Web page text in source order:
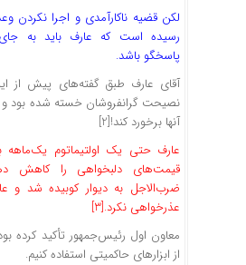
لکن قضیه ناکارآمدی و اجرا نکردن
رسیده است که عارف باید به
پاسخگو باشد.
آقای عارف طبق گفته‌های پیش از
نصیحت گرانفروشان خسته شده بود
آنها برخورد کند![2]
عارف حتی یک اولتیماتوم یک‌ماهه به
قیمت‌های دلبخواهی را کاهش
ضرب‌الاجل به دیوار کوبیده شد و
عذرخواهی نکرد.[3]
معاون اول رئیس‌جمهور تأکید کرده
از ابزارهای حاکمیتی استفاده کنیم.